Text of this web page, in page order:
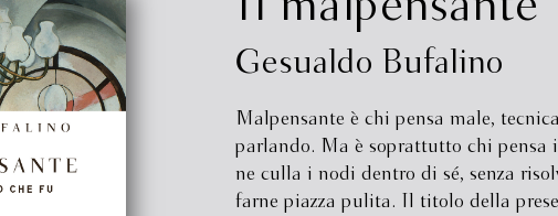
Gesualdo Bufalino
Malpensante è chi pensa male,
parlando. Ma è soprattutto chi pensa
ne culla i nodi dentro di sé, senza
farne piazza pulita. Il titolo della